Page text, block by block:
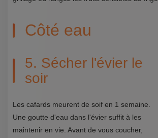
Côté eau
5. Sécher l'évier le
soir
Les cafards meurent de soif en 1 semaine.
Une goutte d'eau dans l'évier suffit à les
maintenir en vie. Avant de vous coucher,